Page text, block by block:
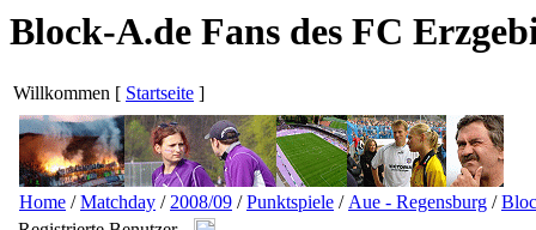
Block-A.de Fans des FC
Willkommen [ Startseite ]
Home /Matchday /2008/09 /Punktspiele /Aue - Regensburg /